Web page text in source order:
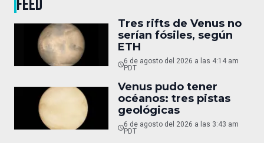
FEED
Tres rifts de Venus no
serían fósiles, según
ETH
6 de agosto del 2026 a las 4:14 am
PDT
Venus pudo tener
océanos: tres pistas
geológicas
6 de agosto del 2026 a las 3:43 am
PDT